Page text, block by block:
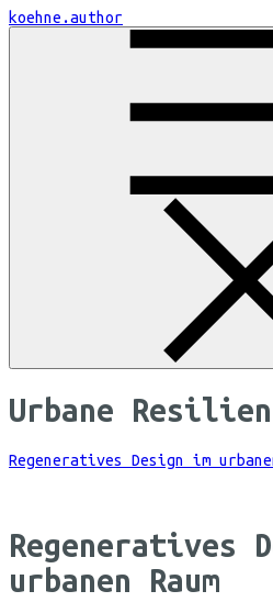
Skip
to
koehne.author
Urbane
Regeneratives Design im
Regeneratives
urbanen Raum